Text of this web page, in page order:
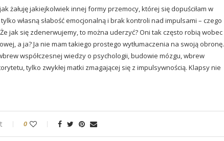
żałuję jakiejkolwiek innej formy przemocy, której się dopuściłam w
własną słabość emocjonalną i brak kontroli nad impulsami – czego
jak się zdenerwujemy, to można uderzyć? Oni tak często robią wobec
a ja? Ja nie mam takiego prostego wytłumaczenia na swoją obronę.
współczesnej wiedzy o psychologii, budowie mózgu, wbrew
tylko zwykłej matki zmagającej się z impulsywnością. Klapsy nie
0